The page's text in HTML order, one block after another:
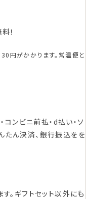
！
円がかかります。常温便と
ンビニ前払・d払い・ソ
たん決済、銀行振込をを
。ギフトセット以外にも